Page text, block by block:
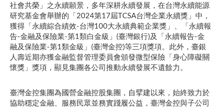
社會共榮」之永續願景，多年深耕永續發展，在台灣永續能源
研究基金會舉辦的「2024第17屆TCSA台灣企業永續獎」中，
獲得「永續綜合績效-台灣100大永續典範企業獎」、「永續報
告-金融及保險業-第1類白金級」(臺灣銀行)及「永續報告-金
融及保險業-第1類金級」(臺灣金控)等三項獎項。此外，臺銀
人壽近期亦獲金融監督管理委員會頒發微型保險「身心障礙關
懷獎」獎項，顯見集團各公司推動永續發展不遺餘力。
臺灣金控集團為國營金融控股集團，自擘建以來，始終致力於
協助穩定金融、服務民眾並務實踐履公益，臺灣金控與子公司